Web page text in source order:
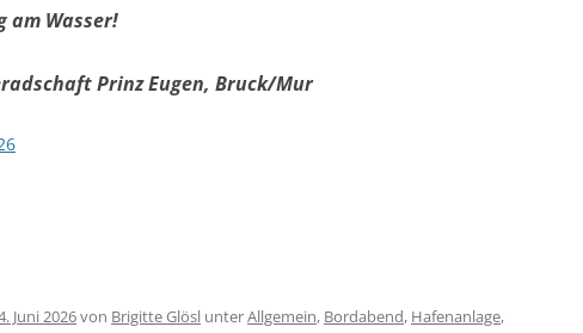
am Wasser!
Prinz Eugen, Bruck/Mur
Juni 2026von Brigitte Glösl unterAllgemein, Bordabend, Hafenanlage,